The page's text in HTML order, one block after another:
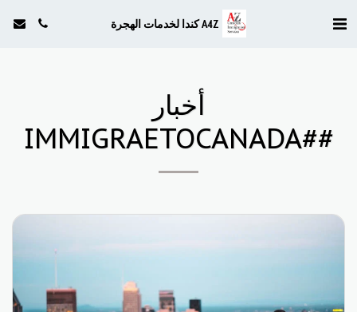
A4Z كندا لخدمات الهجرة
أخبار
##IMMIGRAETOCANADA